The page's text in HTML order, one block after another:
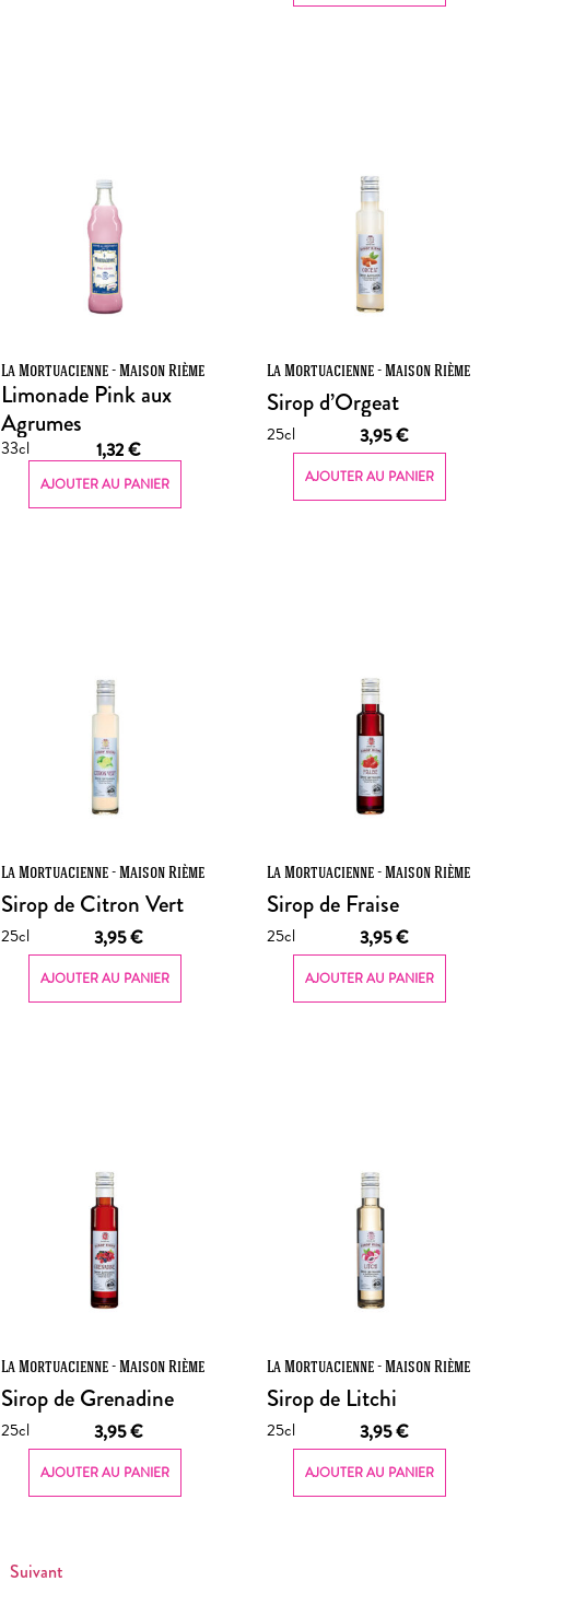
La Mortuacienne - Maison Rième
Limonade Pink aux
Agrumes
33cl 1,32€
AJOUTER AU PANIER
La Mortuacienne - Maison Rième
Sirop d’Orgeat
25cl 3,95€
AJOUTER AU PANIER
La Mortuacienne - Maison Rième
Sirop de Citron Vert
25cl 3,95€
AJOUTER AU PANIER
La Mortuacienne - Maison Rième
Sirop de Fraise
25cl 3,95€
AJOUTER AU PANIER
La Mortuacienne - Maison Rième
Sirop de Grenadine
25cl 3,95€
AJOUTER AU PANIER
La Mortuacienne - Maison Rième
Sirop de Litchi
25cl 3,95€
AJOUTER AU PANIER
Suivant